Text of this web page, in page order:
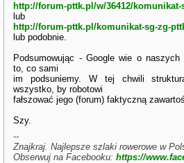
http://forum-pttk.pl/w/36412/komunikat-
lub
http://forum-pttk.pl/komunikat-sg-zg-
lub podobnie.
Podsumowując - Google wie o
to, co sami
im podsuniemy. W tej chwili
wszystko, by robotowi
fałszować jego (forum) faktyczną
Szy.
--
Znajkraj. Najlepsze szlaki rowerowe w
Obserwuj na Facebooku:https://